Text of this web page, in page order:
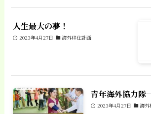
人生最大の夢！
2023年4月27日 海外移住計画
青年海外協力隊
2023年4月27日 海外